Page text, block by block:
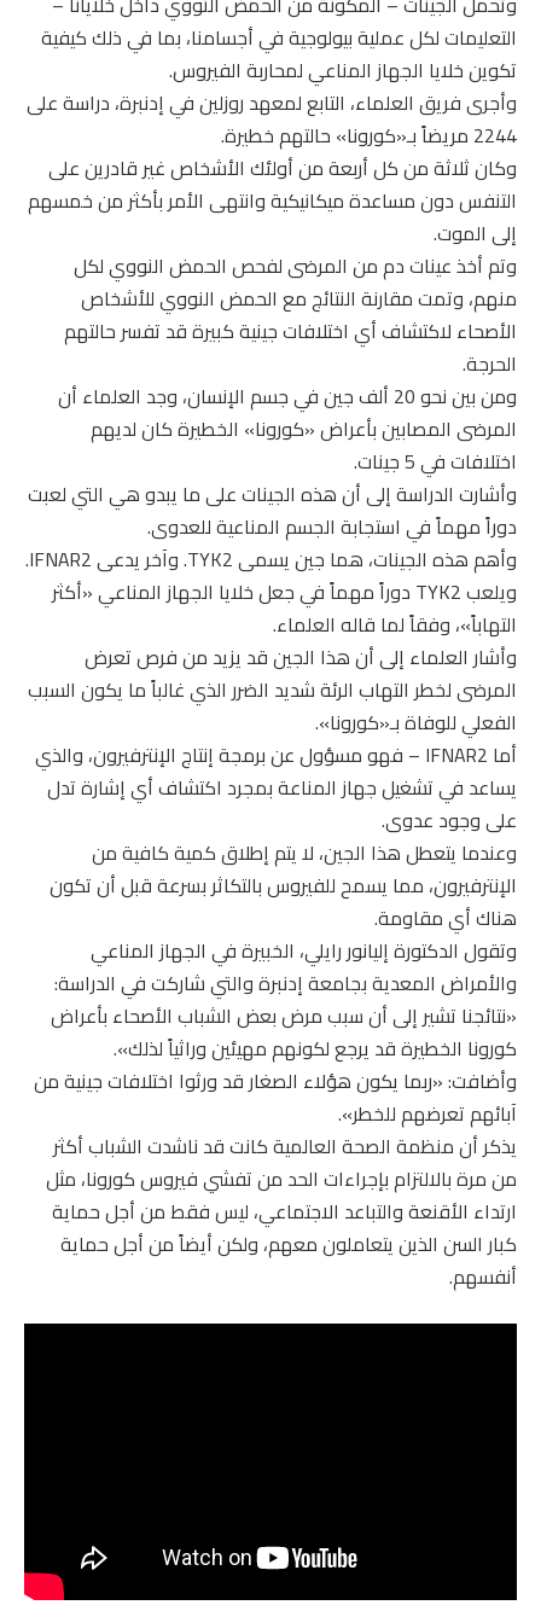
التعليمات لكل عملية بيولوجية في أجسامنا، بما في ذلك كيفية
تكوين خلايا الجهاز المناعي لمحاربة الفيروس.
وأجرى فريق العلماء، التابع لمعهد روزلين في إدنبرة، دراسة على
2244 مريضاً بـ«كورونا» حالتهم خطيرة.
وكان ثلاثة من كل أربعة من أولئك الأشخاص غير قادرين على
التنفس دون مساعدة ميكانيكية وانتهى الأمر بأكثر من خمسهم
إلى الموت.
وتم أخذ عينات دم من المرضى لفحص الحمض النووي لكل
منهم، وتمت مقارنة النتائج مع الحمض النووي للأشخاص
الأصحاء لاكتشاف أي اختلافات جينية كبيرة قد تفسر حالتهم
الحرجة.
ومن بين نحو 20 ألف جين في جسم الإنسان، وجد العلماء أن
المرضى المصابين بأعراض «كورونا» الخطيرة كان لديهم
اختلافات في 5 جينات.
وأشارت الدراسة إلى أن هذه الجينات على ما يبدو هي التي لعبت
دوراً مهماً في استجابة الجسم المناعية للعدوى.
وأهم هذه الجينات، هما جين يسمى TYK2. وآخر يدعى IFNAR2.
ويلعب TYK2 دوراً مهماً في جعل خلايا الجهاز المناعي «أكثر
التهاباً»، وفقاً لما قاله العلماء.
وأشار العلماء إلى أن هذا الجين قد يزيد من فرص تعرض
المرضى لخطر التهاب الرئة شديد الضرر الذي غالباً ما يكون السبب
الفعلي للوفاة بـ«كورونا».
أما IFNAR2 – فهو مسؤول عن برمجة إنتاج الإنترفيرون، والذي
يساعد في تشغيل جهاز المناعة بمجرد اكتشاف أي إشارة تدل
على وجود عدوى.
وعندما يتعطل هذا الجين، لا يتم إطلاق كمية كافية من
الإنترفيرون، مما يسمح للفيروس بالتكاثر بسرعة قبل أن تكون
هناك أي مقاومة.
وتقول الدكتورة إليانور رايلي، الخبيرة في الجهاز المناعي
والأمراض المعدية بجامعة إدنبرة والتي شاركت في الدراسة:
«نتائجنا تشير إلى أن سبب مرض بعض الشباب الأصحاء بأعراض
كورونا الخطيرة قد يرجع لكونهم مهيئين وراثياً لذلك».
وأضافت: «ربما يكون هؤلاء الصغار قد ورثوا اختلافات جينية من
آبائهم تعرضهم للخطر».
يذكر أن منظمة الصحة العالمية كانت قد ناشدت الشباب أكثر
من مرة بالالتزام بإجراءات الحد من تفشي فيروس كورونا، مثل
ارتداء الأقنعة والتباعد الاجتماعي، ليس فقط من أجل حماية
كبار السن الذين يتعاملون معهم، ولكن أيضاً من أجل حماية
أنفسهم.